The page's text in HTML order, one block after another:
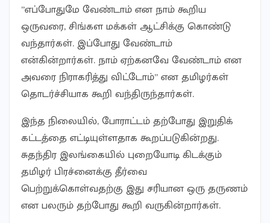
”எப்போதுமே வேண்டாம் என நாம் கூறிய
ஒருவரை, சிங்கள மக்கள் ஆட்சிக்கு கொண்டு
வந்தார்கள். இப்போது வேண்டாம்
என்கின்றார்கள். நாம் ஏற்கனவே வேண்டாம் என
அவரை நிராகரித்து விட்டோம்” என தமிழர்கள்
தொடர்ச்சியாக கூறி வந்திருந்தார்கள்.
இந்த நிலையில், போராட்டம் தற்போது இறுதிக்
கட்டத்தை எட்டியுள்ளதாக கூறப்படுகின்றது.
சுதந்திர இலங்கையில் புறையோடி கிடக்கும்
தமிழர் பிரச்னைக்கு தீர்வை
பெற்றுக்கொள்வதற்கு இது சரியான ஒரு தருணம்
என பலரும் தற்போது கூறி வருகின்றார்கள்.